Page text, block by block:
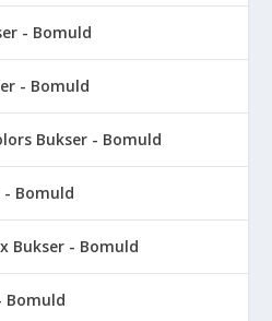
- Bomuld
- Bomuld
Bukser - Bomuld
Bomuld
Bukser - Bomuld
Bomuld